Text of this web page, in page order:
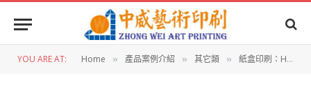
YOU ARE AT: Home » 產品案例介紹 » 其它類 » 紙盒印刷：HOLA方型紙盒